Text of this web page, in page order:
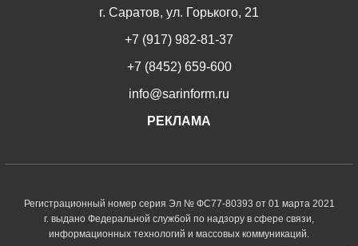
г. Саратов, ул. Горького, 21
+7 (917) 982-81-37
+7 (8452) 659-600
info@sarinform.ru
РЕКЛАМА
Регистрационный номер серия Эл № ФС77-80393 от 01 марта 2021
г. выдано Федеральной службой по надзору в сфере связи,
информационных технологий и массовых коммуникаций.